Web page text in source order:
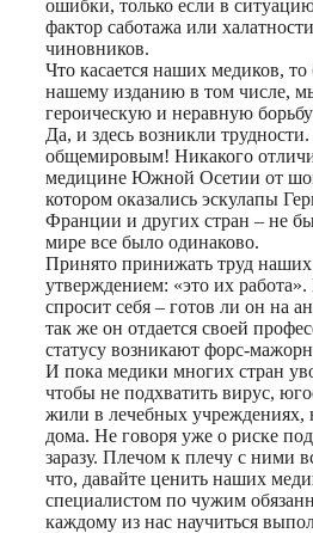
ошибки, только если в
фактор саботажа или
чиновников.
Что касается наших медиков,
нашему изданию в том числе,
героическую и неравную
Да, и здесь возникли
общемировым! Никакого
медицине Южной Осетии от
котором оказались эскулапы
Франции и других стран – не
мире все было одинаково.
Принято принижать труд
утверждением: «это их
спросит себя – готов ли он на
так же он отдается своей
статусу возникают форс-
И пока медики многих стран
чтобы не подхватить вирус,
жили в лечебных учреждениях,
дома. Не говоря уже о риске
заразу. Плечом к плечу с ними
что, давайте ценить наших
специалистом по чужим
каждому из нас научиться